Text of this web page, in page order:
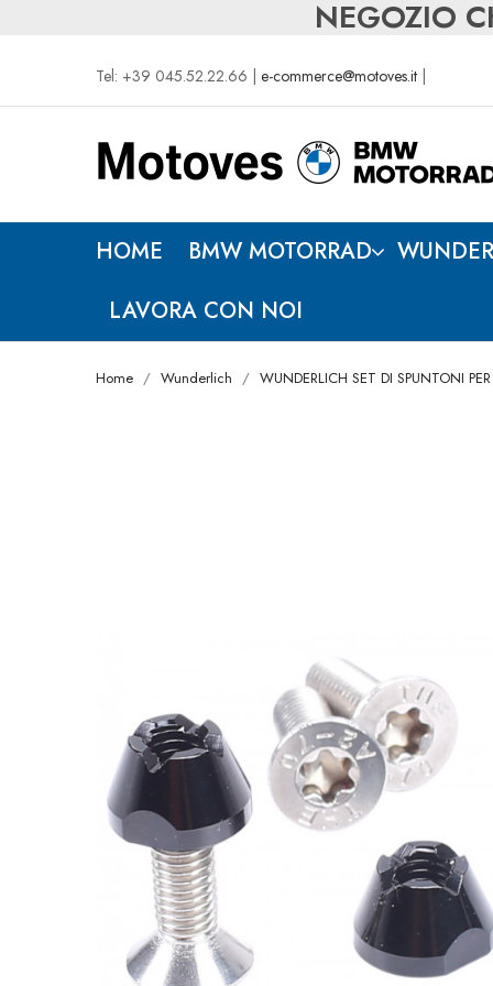
NEGOZIO
Tel: +39 045.52.22.66 | e-commerce@motoves.it
HOME BMW MOTORRAD
LAVORA CON NOI
Home Wunderlich WUNDERLICH SET DI SPUNTONI